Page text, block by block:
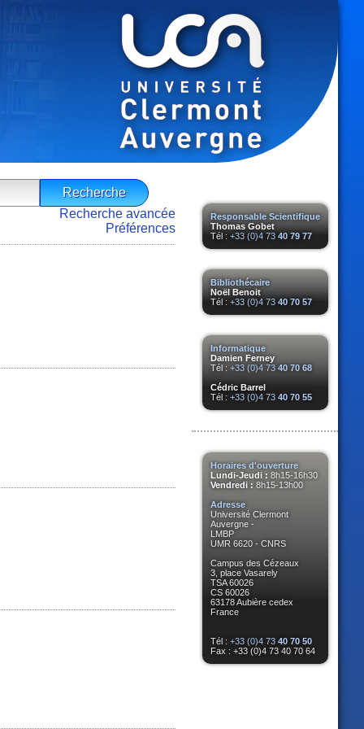
Responsable Scientifique
Thomas Gobet
Tél : +33 (0)4 73 40 79 77
Bibliothécaire
Noël Benoit
Tél : +33 (0)4 73 40 70 57
Informatique
Damien Ferney
Tél : +33 (0)4 73 40 70 68
Cédric Barrel
Tél : +33 (0)4 73 40 70 55
Horaires d'ouverture
Lundi-Jeudi : 8h15-16h30
Vendredi : 8h15-13h00
Adresse
Université Clermont
Auvergne -
LMBP
UMR 6620 - CNRS
Campus des Cézeaux
3, place Vasarely
TSA 60026
CS 60026
63178 Aubière cedex
France
Tél : +33 (0)4 73 40 70 50
Fax : +33 (0)4 73 40 70 64
Recherche avancée
Préférences